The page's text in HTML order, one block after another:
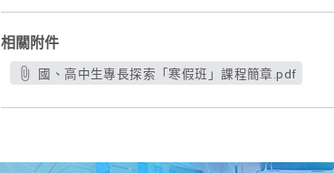
相關附件
國、高中生專長探索「寒假班」課程簡章.pdf